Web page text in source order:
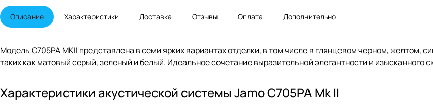
Описание Характеристики Доставка Отзывы Оплата Дополнительно
Модель C705PA MKII представлена в семи ярких вариантах отделки, в том числе в глянцевом черном, желтом,
таких как матовый серый, зеленый и белый. Идеальное сочетание выразительной элегантности и изысканного
Характеристики акустической системы Jamo C705PA Mk II